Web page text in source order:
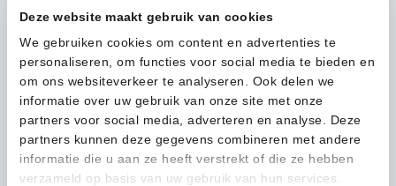
Deze website maakt gebruik van cookies
We gebruiken cookies om content en advertenties te
personaliseren, om functies voor social media te bieden en
om ons websiteverkeer te analyseren. Ook delen we
informatie over uw gebruik van onze site met onze
partners voor social media, adverteren en analyse. Deze
partners kunnen deze gegevens combineren met andere
informatie die u aan ze heeft verstrekt of die ze hebben
verzameld op basis van uw gebruik van hun services.
19,35(23,41 Incl. btw)
Dweil
met
streep
gr/m2
wit/groen
In winkelwagen
1-3 werkdagen